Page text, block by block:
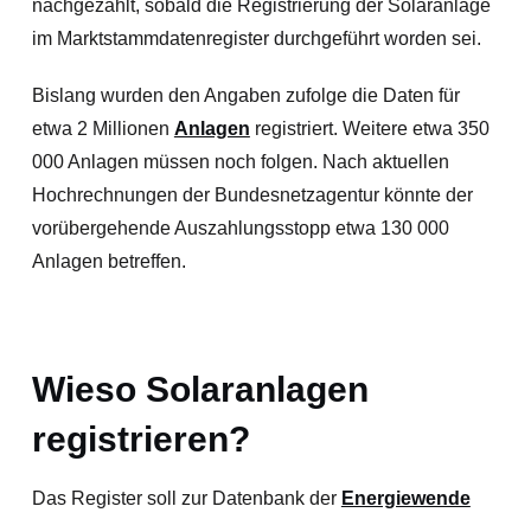
nachgezahlt, sobald die Registrierung der Solaranlage
im Marktstammdatenregister durchgeführt worden sei.
Bislang wurden den Angaben zufolge die Daten für
etwa 2 Millionen Anlagen registriert. Weitere etwa 350
000 Anlagen müssen noch folgen. Nach aktuellen
Hochrechnungen der Bundesnetzagentur könnte der
vorübergehende Auszahlungsstopp etwa 130 000
Anlagen betreffen.
Wieso Solaranlagen
registrieren?
Das Register soll zur Datenbank der Energiewende